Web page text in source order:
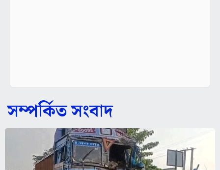
সম্পর্কিত সংবাদ